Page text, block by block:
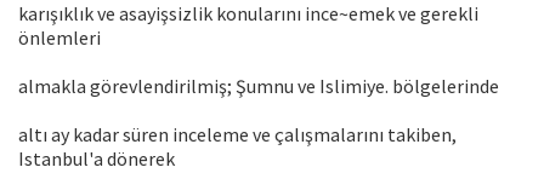
karışıklık ve asayişsizlik konularını ince~emek ve gerekli
önlemleri
almakla görevlendirilmiş; Şumnu ve Islimiye. bölgelerinde
altı ay kadar süren inceleme ve çalışmalarını takiben,
Istanbul'a dönerek